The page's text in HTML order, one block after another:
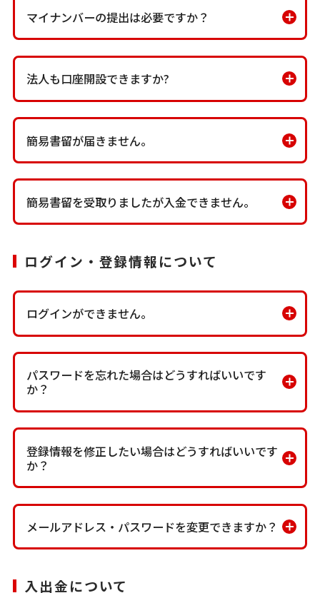
マイナンバーの提出は必要ですか？
法人も口座開設できますか?
簡易書留が届きません。
簡易書留を受取りましたが入金できません。
ログイン・登録情報について
ログインができません。
パスワードを忘れた場合はどうすればいいです
か？
登録情報を修正したい場合はどうすればいいです
か？
メールアドレス・パスワードを変更できますか？
入出金について